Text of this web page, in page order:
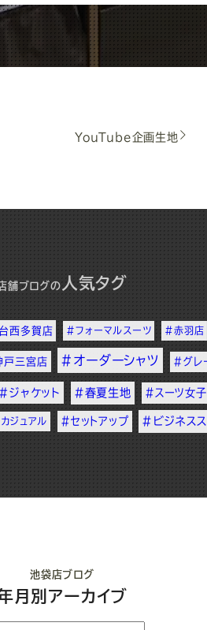
YouTube企画生地
舗ブログの 人気タグ
西多賀店 #フォーマルスーツ #赤羽店
戸三宮店 #オーダーシャツ #グレ
#ジャケット #春夏生地 #スーツ女子
ジュアル #セットアップ #ビジネス
池袋店ブログ
月別アーカイブ